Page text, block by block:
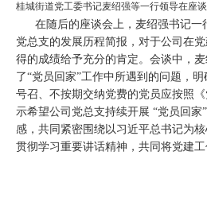
桂城街道党工委书记麦绍强等一行领导在座
在随后的座谈会上，麦绍强书记一
党总支的发展历程简报，对于公司在
得的成绩给予充分的肯定。会谈中，
了“党员回家”工作中所遇到的问题，
号召、不按期交纳党费的党员应按照
示希望公司党总支持续开展 “党员回家
感，共同紧密围绕以习近平总书记为
贯彻学习重要讲话精神，共同将党建工